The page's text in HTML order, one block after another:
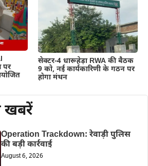
पर
सेक्टर-4 धारूहेड़ा RWA की बैठक
9 को, नई कार्यकारिणी के गठन पर
होगा मंथन
खबरें
Operation Trackdown: रेवाड़ी पुलिस
की बड़ी कार्रवाई
August 6, 2026